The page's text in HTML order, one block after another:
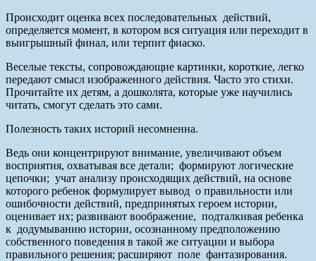
Происходит оценка всех последовательных действий,
определяется момент, в котором вся ситуация или переходит в
выигрышный финал, или терпит фиаско.
Веселые тексты, сопровождающие картинки, короткие, легко
передают смысл изображенного действия. Часто это стихи.
Прочитайте их детям, а дошколята, которые уже научились
читать, смогут сделать это сами.
Полезность таких историй несомненна.
Ведь они концентрируют внимание, увеличивают объем
восприятия, охватывая все детали; формируют логические
цепочки; учат анализу происходящих действий, на основе
которого ребенок формулирует вывод о правильности или
ошибочности действий, предпринятых героем истории,
оценивает их; развивают воображение, подталкивая ребенка
к додумыванию истории, осознанному предположению
собственного поведения в такой же ситуации и выбора
правильного решения; расширяют поле фантазирования.